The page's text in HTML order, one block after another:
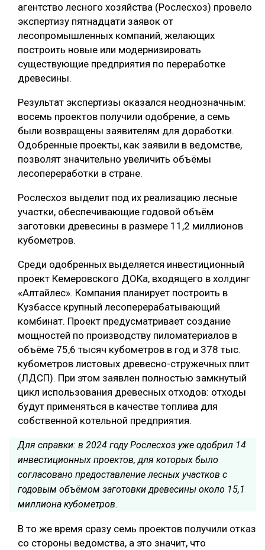
агентство лесного хозяйства (Рослесхоз) провело
экспертизу пятнадцати заявок от
лесопромышленных компаний, желающих
построить новые или модернизировать
существующие предприятия по переработке
древесины.
Результат экспертизы оказался неоднозначным:
восемь проектов получили одобрение, а семь
были возвращены заявителям для доработки.
Одобренные проекты, как заявили в ведомстве,
позволят значительно увеличить объёмы
лесопереработки в стране.
Рослесхоз выделит под их реализацию лесные
участки, обеспечивающие годовой объём
заготовки древесины в размере 11,2 миллионов
кубометров.
Среди одобренных выделяется инвестиционный
проект Кемеровского ДОКа, входящего в холдинг
«Алтайлес». Компания планирует построить в
Кузбассе крупный лесоперерабатывающий
комбинат. Проект предусматривает создание
мощностей по производству пиломатериалов в
объёме 75,6 тысяч кубометров в год и 378 тыс.
кубометров листовых древесно-стружечных плит
(ЛДСП). При этом заявлен полностью замкнутый
цикл использования древесных отходов: отходы
будут применяться в качестве топлива для
собственной котельной предприятия.
Для справки: в 2024 году Рослесхоз уже одобрил 14
инвестиционных проектов, для которых было
согласовано предоставление лесных участков с
годовым объёмом заготовки древесины около 15,1
миллиона кубометров.
В то же время сразу семь проектов получили отказ
со стороны ведомства, а это значит, что